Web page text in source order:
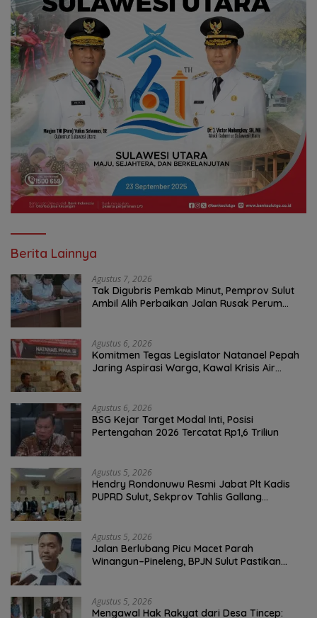
Berita Lainnya
Agustus 7, 2026
Tak Digubris Pemkab Minut, Pemprov Sulut
Ambil Alih Perbaikan Jalan Rusak Perum
Agustus 6, 2026
Komitmen Tegas Legislator Natanael Pepah
Jaring Aspirasi Warga, Kawal Krisis Air
Agustus 6, 2026
BSG Kejar Target Modal Inti, Posisi
Pertengahan 2026 Tercatat Rp1,6 Triliun
Agustus 5, 2026
Hendry Rondonuwu Resmi Jabat Plt Kadis
PUPRD Sulut, Sekprov Tahlis Gallang
Agustus 5, 2026
Jalan Berlubang Picu Macet Parah
Winangun–Pineleng, BPJN Sulut Pastikan
Agustus 5, 2026
Mengawal Hak Rakyat dari Desa Tincep: